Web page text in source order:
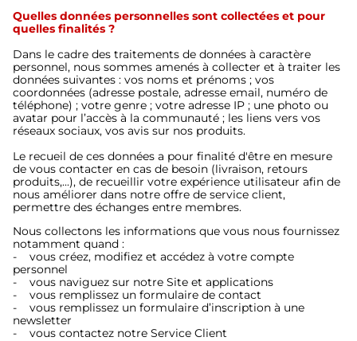
Quelles données personnelles sont collectées et pour
quelles finalités ?
Dans le cadre des traitements de données à caractère
personnel, nous sommes amenés à collecter et à traiter les
données suivantes : vos noms et prénoms ; vos
coordonnées (adresse postale, adresse email, numéro de
téléphone) ; votre genre ; votre adresse IP ; une photo ou
avatar pour l’accès à la communauté ; les liens vers vos
réseaux sociaux, vos avis sur nos produits.
Le recueil de ces données a pour finalité d'être en mesure
de vous contacter en cas de besoin (livraison, retours
produits,...), de recueillir votre expérience utilisateur afin de
nous améliorer dans notre offre de service client,
permettre des échanges entre membres.
Nous collectons les informations que vous nous fournissez
notamment quand :
- vous créez, modifiez et accédez à votre compte
personnel
- vous naviguez sur notre Site et applications
- vous remplissez un formulaire de contact
- vous remplissez un formulaire d’inscription à une
newsletter
- vous contactez notre Service Client